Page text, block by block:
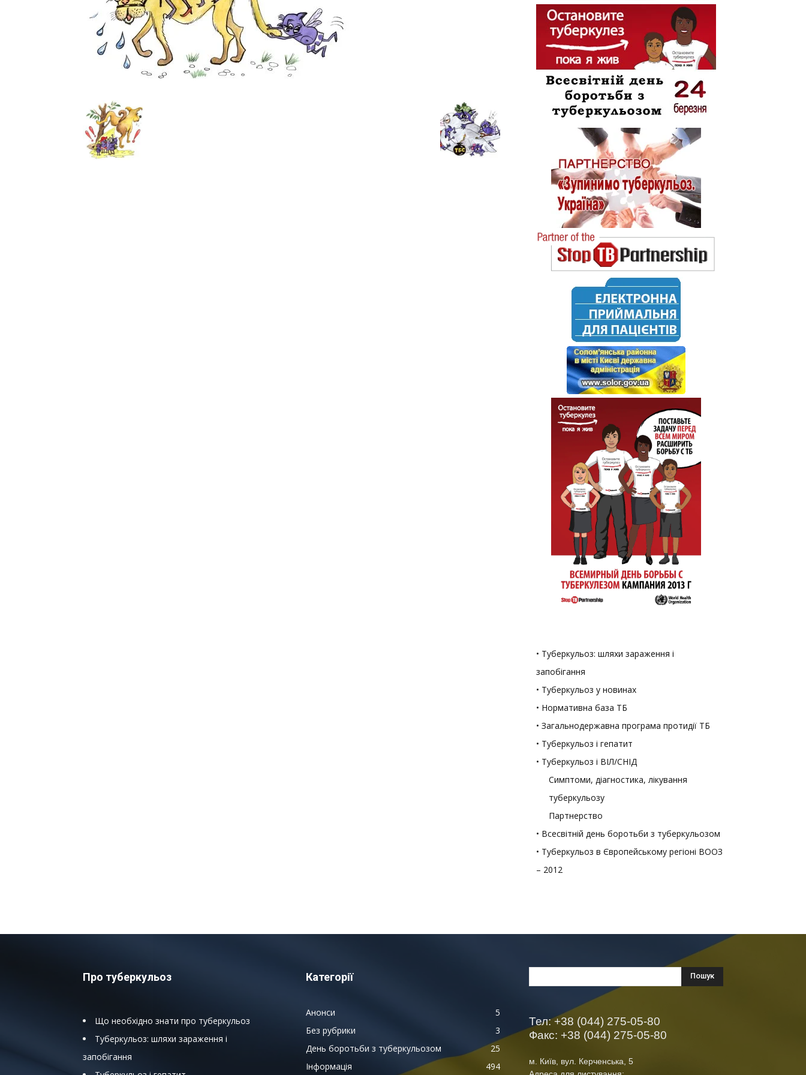
• Туберкульоз: шляхи зараження і
запобігання
• Туберкульоз у новинах
• Нормативна база ТБ
• Загальнодержавна програма протидії ТБ
• Туберкульоз і гепатит
• Туберкульоз і ВІЛ/СНІД
Симптоми, діагностика, лікування
туберкульозу
Партнерство
• Всесвітній день боротьби з туберкульозом
• Туберкульоз в Європейському регіоні ВООЗ
– 2012
Про туберкульоз
Що необхідно знати про туберкульоз
Туберкульоз: шляхи зараження і
запобігання
Категорії
Анонси
5
Без рубрики
3
День боротьби з туберкульозом
25
Інформація
494
Тел: +38 (044) 275-05-80
Факс: +38 (044) 275-05-80
м. Київ, вул. Керченська, 5